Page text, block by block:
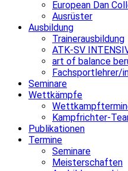
European Dan
Ausrüster
Ausbildung
Trainerausbildung
ATK-SV
art of balance
Fachsportlehrer/
Seminare
Wettkämpfe
Kampfrichter-
Publikationen
Termine
Seminare
Meisterschaften